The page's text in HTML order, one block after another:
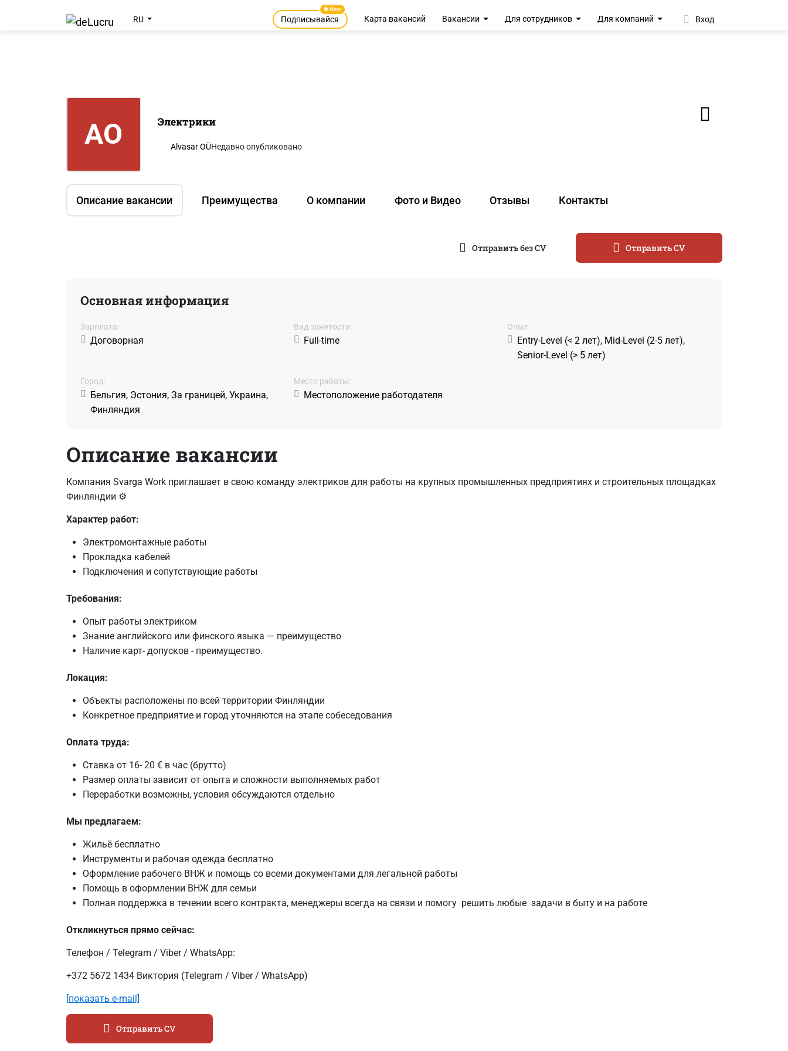
RU
New
Подписывайся Карта вакансий Вакансии Для сотрудников Для компаний Вход
AO Электрики
Alvasar OÜНедавно опубликовано
Описание вакансии Преимущества О компании Фото и Видео Отзывы Контакты
Отправить без CV Отправить CV
Основная информация
Зарплата:
Договорная
Вид занятости:
Full-time
Oпыт:
Entry-Level (< 2 лет), Mid-Level (2-5 лет),
Senior-Level (> 5 лет)
Город:
Бельгия, Эстония, За границей, Украина,
Финляндия
Место работы:
Местоположение работодателя
Описание вакансии
Компания Svarga Work приглашает в свою команду электриков для работы на крупных промышленных предприятиях и строительных площадках
Финляндии ⚙
Характер работ:
Электромонтажные работы
Прокладка кабелей
Подключения и сопутствующие работы
Требования:
Опыт работы электриком
Знание английского или финского языка — преимущество
Наличие карт- допусков - преимущество.
Локация:
Объекты расположены по всей территории Финляндии
Конкретное предприятие и город уточняются на этапе собеседования
Оплата труда:
Ставка от 16- 20 € в час (брутто)
Размер оплаты зависит от опыта и сложности выполняемых работ
Переработки возможны, условия обсуждаются отдельно
Мы предлагаем:
Жильё бесплатно
Инструменты и рабочая одежда бесплатно
Оформление рабочего ВНЖ и помощь со всеми документами для легальной работы
Помощь в оформлении ВНЖ для семьи
Полная поддержка в течении всего контракта, менеджеры всегда на связи и помогу решить любые задачи в быту и на работе
Откликнуться прямо сейчас:
Телефон / Telegram / Viber / WhatsApp:
+372 5672 1434 Виктория (Telegram / Viber / WhatsApp)
[показать e-mail]
Отправить CV